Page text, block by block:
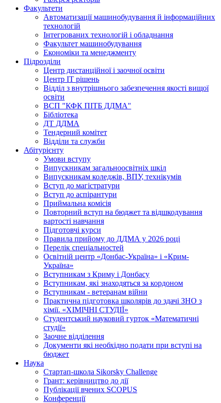
Факультети
Автоматизації машинобудування й інформаційних
технологій
Інтегрованих технологій і обладнання
Факультет машинобудування
Економіки та менеджменту
Підрозділи
Центр дистанційної і заочної освіти
Центр ІТ рішень
Відділ з внутрішнього забезпечення якості вищої
освіти
ВСП "КФК ПІТБ ДДМА"
Бібліотека
ДТ ДДМА
Тендерний комітет
Відділи та служби
Абітурієнту
Умови вступу
Випускникам загальноосвітніх шкіл
Випускникам коледжів, ВПУ, технікумів
Вступ до магістратури
Вступ до аспірантури
Приймальна комісія
Повторний вступ на бюджет та відшкодування
вартості навчання
Підготовчі курси
Правила прийому до ДДМА у 2026 році
Перелік спеціальностей
Освітній центр «Донбас-Україна» і «Крим-
Україна»
Вступникам з Криму і Донбасу
Вступникам, які знаходяться за кордоном
Вступникам - ветеранам війни
Практична підготовка школярів до здачі ЗНО з
хімії. «ХІМІЧНІ СТУДІЇ»
Студентський науковий гурток «Математичні
студії»
Заочне відділення
Документи які необхідно подати при вступі на
бюджет
Наука
Стартап-школа Sikorsky Challenge
Грант: керівництво до дії
Публікації вчених SCOPUS
Конференції